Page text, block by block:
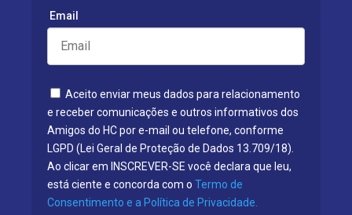
Email
Aceito enviar meus dados para relacionamento
e receber comunicações e outros informativos dos
Amigos do HC por e-mail ou telefone, conforme
LGPD (Lei Geral de Proteção de Dados 13.709/18).
Ao clicar em INSCREVER-SE você declara que leu,
está ciente e concorda com o Termo de
Consentimento e a Política de Privacidade.